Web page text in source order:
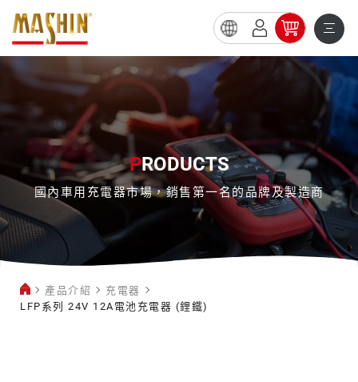
LFP
系
列
24V
12A
電
充
電
(鋰
PRODUCTS
國內車用充電器市場，銷售第一名的品牌及製造商
產品介紹
充電器
LFP系列 24V 12A電池充電器 (鋰鐵)